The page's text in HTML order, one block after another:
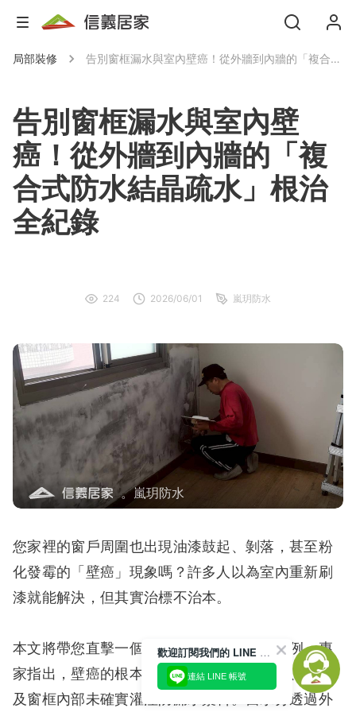
局部裝修 告別窗框漏水與室內壁癌！從外牆到內牆的「複合式防水結晶疏水」根治全紀錄
告別窗框漏水與室內壁
癌！從外牆到內牆的「複
合式防水結晶疏水」根治
全紀錄
224 2026/06/01 嵐玥防水
。嵐玥防水
您家裡的窗戶周圍也出現油漆鼓起、剝落，甚至粉
化發霉的「壁癌」現象嗎？許多人以為室內重新刷
漆就能解決，但其實治標不治本。
本文將帶您直擊一個典型的住宅漏水修復案例。專
家指出，壁癌的根本原因在於：建築物外牆、花台
及窗框內部未確實灌注防漏水漿料。當水分透過外
歡迎訂閱我們的 LINE 官方帳號
連結 LINE 帳號